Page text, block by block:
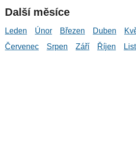
Další měsíce
Leden Únor Březen Duben
Červenec
Srpen Září Říjen